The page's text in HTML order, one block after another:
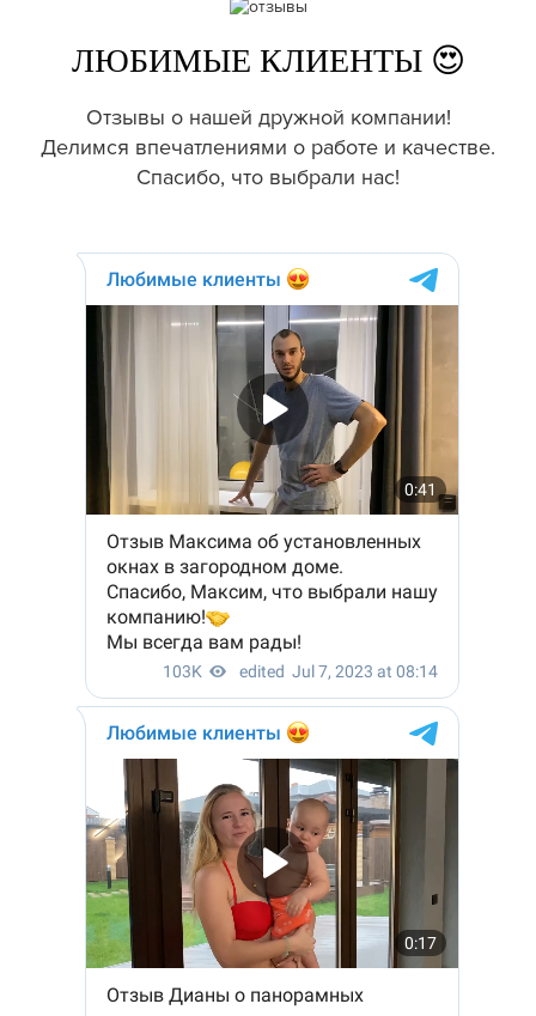
ЛЮБИМЫЕ КЛИЕНТЫ 😍
Отзывы о нашей дружной компании!
Делимся впечатлениями о работе и качестве.
Спасибо, что выбрали нас!